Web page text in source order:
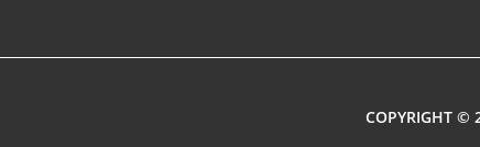
COPYRIGHT ©